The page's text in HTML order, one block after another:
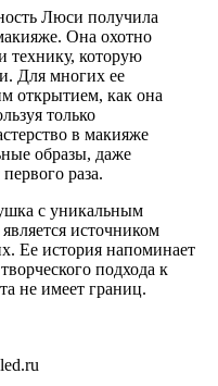
Люси получила
Она охотно
технику, которую
Для многих ее
открытием, как она
только
в макияже
образы, даже
раза.
с уникальным
источником
Ее история напоминает
подхода к
не имеет границ.